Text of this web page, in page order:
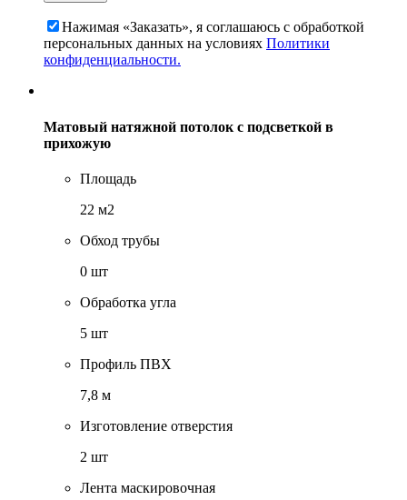
Нажимая «Заказать», я соглашаюсь c обработкой
персональных данных на условиях Политики
конфиденциальности.
Матовый натяжной потолок с подсветкой в
прихожую
Площадь
22 м2
Обход трубы
0 шт
Обработка угла
5 шт
Профиль ПВХ
7,8 м
Изготовление отверстия
2 шт
Лента маскировочная